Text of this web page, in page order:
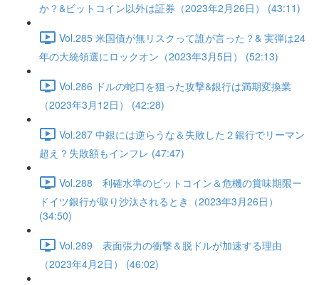
か？&ビットコイン以外は証券（2023年2月26日） (43:11)
Vol.285 米国債が無リスクって誰が言った？& 実弾は24
年の大統領選にロックオン（2023年3月5日） (52:13)
Vol.286 ドルの蛇口を狙った攻撃&銀行は満期変換業
（2023年3月12日） (42:28)
Vol.287 中銀には逆らうな＆失敗した２銀行でリーマン
超え？失敗額もインフレ (47:47)
Vol.288 利確水準のビットコイン＆危機の賞味期限ー
ドイツ銀行が取り沙汰されるとき（2023年3月26日）
(34:50)
Vol.289 表面張力の衝撃＆脱ドルが加速する理由
（2023年4月2日） (46:02)